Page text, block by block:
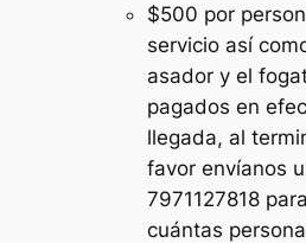
$500 por
servicio así
asador y el
pagados en
llegada, al
favor envíanos
7971127818
cuántas